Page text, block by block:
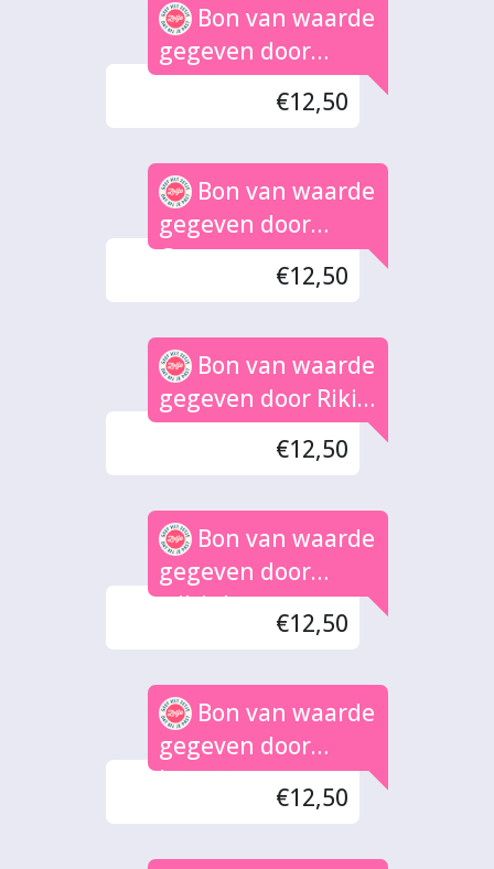
Bon van waarde
gegeven door
Henny Timmer
€12,50
Bon van waarde
gegeven door
Gerry
€12,50
Bon van waarde
gegeven door Rikie
Brinkman
€12,50
Bon van waarde
gegeven door
wiltink
€12,50
Bon van waarde
gegeven door
Jansen
€12,50